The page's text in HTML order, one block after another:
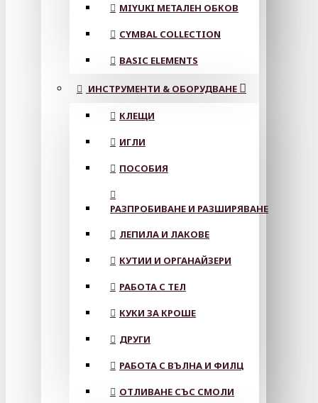
MIYUKI МЕТАЛЕН ОБКОВ
CYMBAL COLLECTION
BASIC ELEMENTS
ИНСТРУМЕНТИ & ОБОРУДВАНЕ
КЛЕЩИ
ИГЛИ
ПОСОБИЯ
РАЗПРОБИВАНЕ И РАЗШИРЯВАНЕ
ЛЕПИЛА И ЛАКОВЕ
КУТИИ И ОРГАНАЙЗЕРИ
РАБОТА С ТЕЛ
КУКИ ЗА КРОШЕ
ДРУГИ
РАБОТА С ВЪЛНА И ФИЛЦ
ОТЛИВАНЕ СЪС СМОЛИ